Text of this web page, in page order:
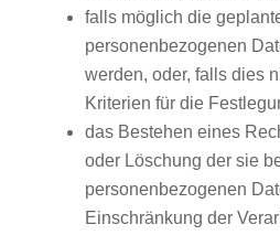
falls möglich die
personenbezogenen
werden, oder, falls dies
Kriterien für die
das Bestehen eines
oder Löschung der sie
personenbezogenen
Einschränkung der